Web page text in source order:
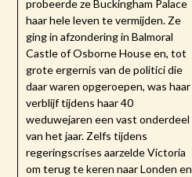
probeerde ze Buckingham Palace
haar hele leven te vermijden. Ze
ging in afzondering in Balmoral
Castle of Osborne House en, tot
grote ergernis van de politici die
daar waren opgeroepen, was haar
verblijf tijdens haar 40
weduwejaren een vast onderdeel
van het jaar. Zelfs tijdens
regeringscrises aarzelde Victoria
om terug te keren naar Londen en